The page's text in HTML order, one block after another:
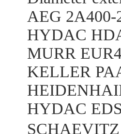
AEG 2A400-
HYDAC
MURR
KELLER
HYDAC
SCHAEVITZ